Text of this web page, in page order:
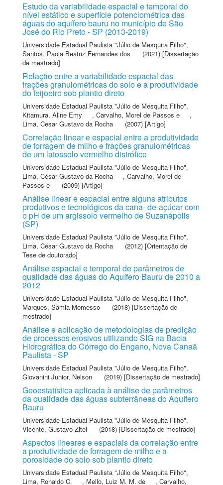
Estudo da variabilidade espacial e temporal do
nível estático e superfície potenciométrica das
águas do aquífero bauru no município de São
José do Rio Preto - SP (2013-2019)
Universidade Estadual Paulista "Júlio de Mesquita Filho",
Santos, Paola Beatriz Fernandes dos
(2021) [Dissertação
de mestrado]
Relação entre a variabilidade espacial das
frações granulométricas do solo e a produtividade
do feijoeiro sob plantio direto
Universidade Estadual Paulista "Júlio de Mesquita Filho",
Kitamura, Aline Emy
, Carvalho, Morel de Passos e
,
Lima, Cesar Gustavo da Rocha
(2007) [Artigo]
Correlação linear e espacial entre a produtividade
de forragem de milho e frações granulométricas
de um latossolo vermelho distrófico
Universidade Estadual Paulista "Júlio de Mesquita Filho",
Lima, César Gustavo da Rocha
, Carvalho, Morel de
Passos e
(2009) [Artigo]
Análise linear e espacial entre alguns atributos
produtivos e tecnológicos da cana- de-açúcar com
o pH de um argissolo vermelho de Suzanápolis
(SP)
Universidade Estadual Paulista "Júlio de Mesquita Filho",
Lima, César Gustavo da Rocha
(2012) [Orientação de
Tese de doutorado]
Análise espacial e temporal de parâmetros de
qualidade das águas do Aquífero Bauru de 2010 a
2012
Universidade Estadual Paulista "Júlio de Mesquita Filho",
Marques, Sâmia Momesso
(2018) [Dissertação de
mestrado]
Análise e aplicação de metodologias de predição
de processos erosivos utilizando SIG na Bacia
Hidrográfica do Córrego do Engano, Nova Canaã
Paulista - SP
Universidade Estadual Paulista "Júlio de Mesquita Filho",
Giovanini Junior, Nelson
(2019) [Dissertação de mestrado]
Geoestatística aplicada à análise de parâmetros
da qualidade das águas subterrâneas do Aquífero
Bauru
Universidade Estadual Paulista "Júlio de Mesquita Filho",
Vicente, Gustavo Zitei
(2018) [Dissertação de mestrado]
Aspectos lineares e espaciais da correlação entre
a produtividade de forragem de milho e a
porosidade do solo sob plantio direto
Universidade Estadual Paulista "Júlio de Mesquita Filho",
Lima, Ronaldo C.
, Mello, Luiz M. M. de , Carvalho,